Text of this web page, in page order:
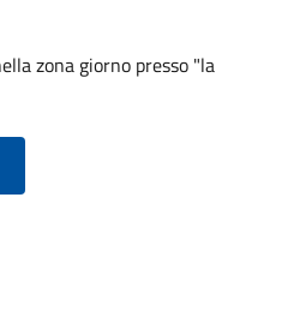
zona giorno presso "la